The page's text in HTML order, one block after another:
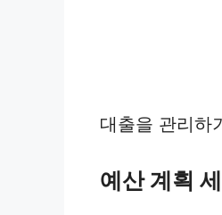
대출을 관리하
예산 계획